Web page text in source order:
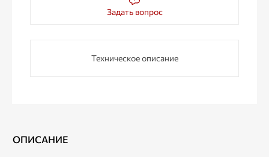
Задать вопрос
Техническое описание
ОПИСАНИЕ